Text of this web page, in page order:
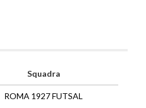
Squadra
ROMA 1927 FUTSAL